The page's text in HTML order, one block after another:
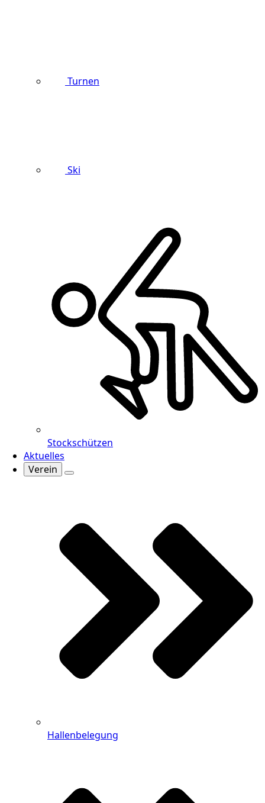
Turnen
Ski
Stockschützen
Aktuelles
Verein
Hallenbelegung